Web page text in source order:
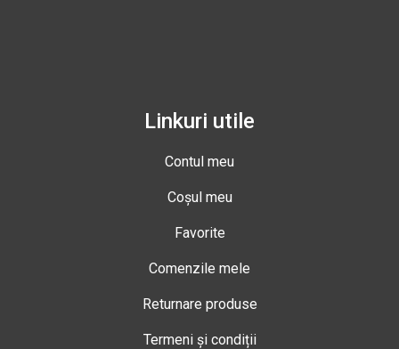
Linkuri utile
Contul meu
Coșul meu
Favorite
Comenzile mele
Returnare produse
Termeni și condiții